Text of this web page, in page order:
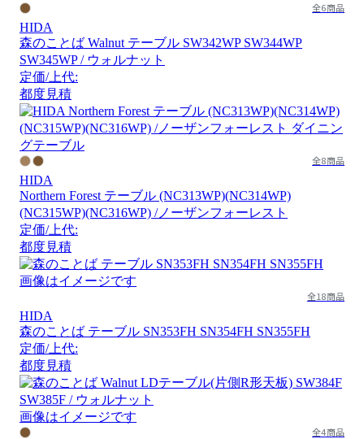
全6商品
HIDA
森のことば Walnut テーブル SW342WP SW344WP
SW345WP / ウォルナット
定価/上代:
都度見積
全8商品
HIDA
Northern Forest テーブル (NC313WP)(NC314WP)
(NC315WP)(NC316WP) /ノーザンフォーレスト
定価/上代:
都度見積
画像はイメージです
全18商品
HIDA
森のことば テーブル SN353FH SN354FH SN355FH
定価/上代:
都度見積
画像はイメージです
全4商品